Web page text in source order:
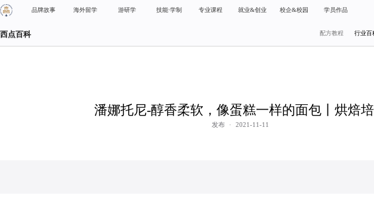
品牌故事 海外留学 游研学 技能·学制 专业课程 就业&创业 校企&校园 学员作品
西点百科 配方教程 行业百
潘娜托尼-醇香柔软，像蛋糕一样的面包丨烘焙培
发布 · 2021-11-11